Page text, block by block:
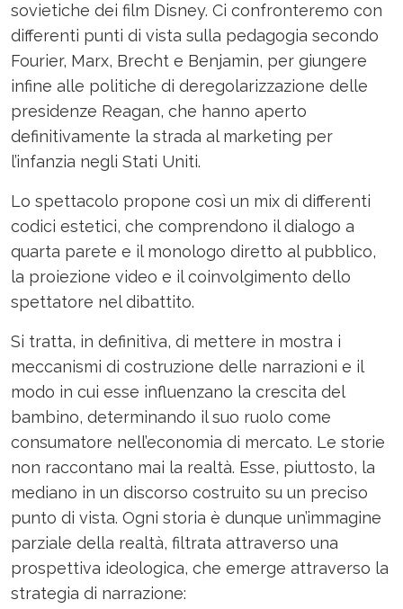
sovietiche dei film Disney. Ci confronteremo con
differenti punti di vista sulla pedagogia secondo
Fourier, Marx, Brecht e Benjamin, per giungere
infine alle politiche di deregolarizzazione delle
presidenze Reagan, che hanno aperto
definitivamente la strada al marketing per
l’infanzia negli Stati Uniti.
Lo spettacolo propone così un mix di differenti
codici estetici, che comprendono il dialogo a
quarta parete e il monologo diretto al pubblico,
la proiezione video e il coinvolgimento dello
spettatore nel dibattito.
Si tratta, in definitiva, di mettere in mostra i
meccanismi di costruzione delle narrazioni e il
modo in cui esse influenzano la crescita del
bambino, determinando il suo ruolo come
consumatore nell’economia di mercato. Le storie
non raccontano mai la realtà. Esse, piuttosto, la
mediano in un discorso costruito su un preciso
punto di vista. Ogni storia è dunque un’immagine
parziale della realtà, filtrata attraverso una
prospettiva ideologica, che emerge attraverso la
strategia di narrazione: